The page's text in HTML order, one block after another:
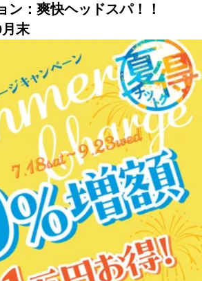
ン：爽快ヘッドスパ！！
末
オルの上からほぐしていき、
ー（アロマの香り付き）で頭
ます。
モーネ（柑橘系）.ラベンダー
の2種類。
お疲れが強い方、リラックス
めのオプションです。
感が頭皮の血行促進を促し、
ラックス♪
っきり感.リラックスを体感下